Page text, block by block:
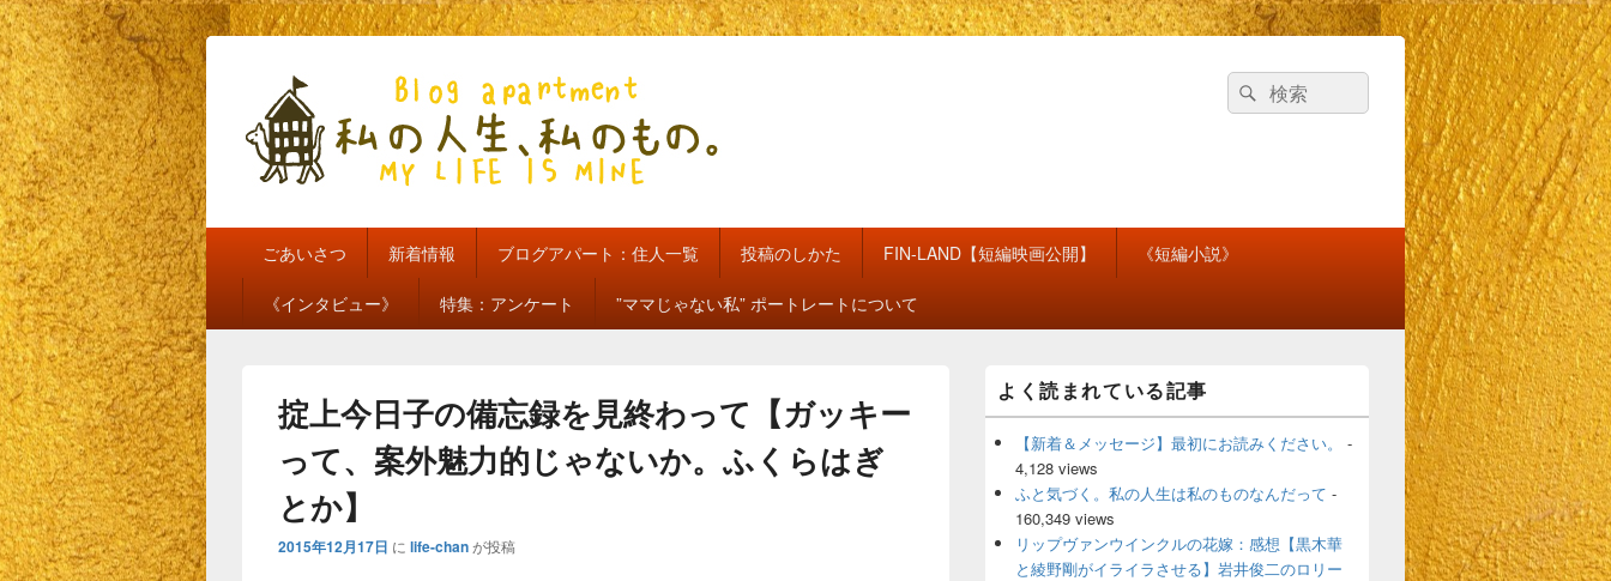
私の人生、私のもの。【新館】
検
索
検
索
メ
イ
ン
メ
ニ
ュ
ー
ごあいさつ 新着情報 ブログアパート：住人一覧 投稿のしかた FIN-LAND【短編映画公開】 《短編小説》
《インタビュー》 特集：アンケート ”ママじゃない私” ポートレートについて
掟上今日子の備忘録を見終わって【ガッキー
って、案外魅力的じゃないか。ふくらはぎ
とか】
2015年12月17日 に life-chanが投稿
ン
サ
バ
ウ
よく読まれている記事
【新着＆メッセージ】最初にお読みください。
-
4,128 views
ふと気づく。私の人生は私のものなんだって -
160,349 views
リップヴァンウインクルの花嫁：感想【黒木華
と綾野剛がイライラさせる】岩井俊二のロリー